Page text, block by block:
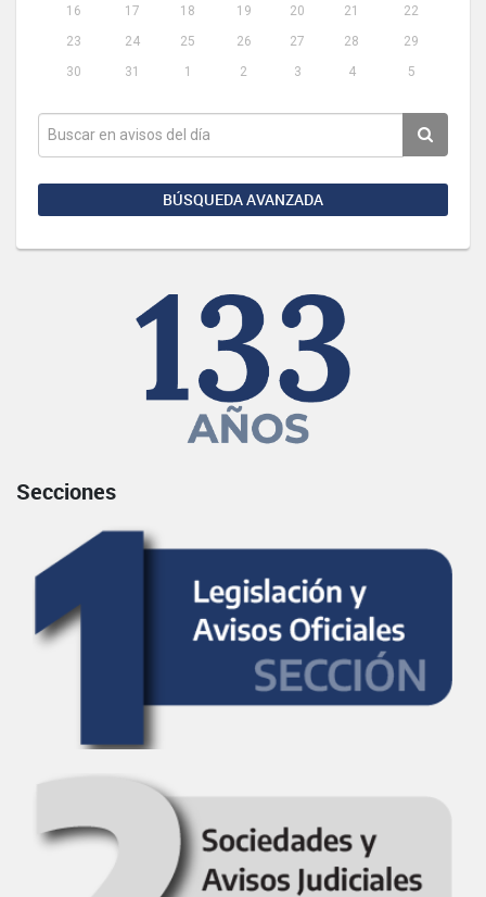
16
17 18 19 20 21
22
23
24 25 26 27 28
29
30
31 1 2 3 4 5
BÚSQUEDA AVANZADA
Secciones